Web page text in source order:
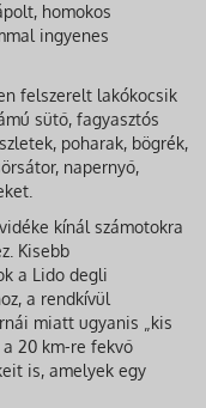
homokos
ingyenes
felszerelt lakókocsik
sütő, fagyasztós
poharak, bögrék,
napernyő,
kínál számotokra
Kisebb
a Lido degli
a rendkívül
miatt ugyanis „kis
a 20 km-re fekvő
is, amelyek egy